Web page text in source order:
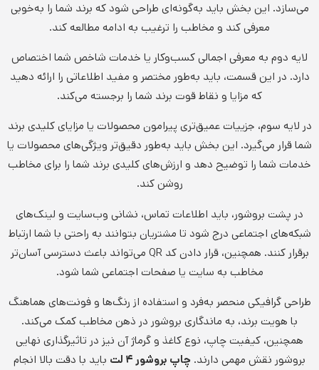
می‌سازد. این بخش باید به‌گونه‌ای طراحی شود که برند شما را به‌خوبی
معرفی کند و مخاطب را ترغیب به ادامه مطالعه کند.
لایه دوم به معرفی اجمالی کسب‌وکار یا خدمات شاخص شما اختصاص
دارد. در این قسمت، باید به‌طور مختصر و مفید اطلاعاتی را ارائه دهید
که مزایا و نقاط قوت برند شما را برجسته می‌کند.
در لایه سوم، جزییات عمیق‌تری پیرامون محصولات یا مزایای کلیدی برند
شما قرار می‌گیرد. این بخش باید به‌طور دقیق‌تر ویژگی‌های محصولات یا
خدمات شما را توضیح دهد و ارزش‌های کلیدی برند شما را برای مخاطب
روشن کند.
در پشت بروشور، باید اطلاعات تماس، نشانی وب‌سایت و لینک‌های
شبکه‌های اجتماعی درج شود تا مشتریان بتوانند به راحتی با شما ارتباط
برقرار کنند. همچنین، قرار دادن کد QR می‌تواند باعث دسترسی آسان‌تر
مخاطب به سایت یا صفحات اجتماعی شما شود.
طراحی گرافیکی منحصر به‌فرد و استفاده از رنگ‌ها و فونت‌های هماهنگ
با هویت برند، به ماندگاری بروشور در ذهن مخاطب کمک می‌کند.
همچنین، کیفیت چاپ، نوع کاغذ و گرماژ آن نیز در تاثیرگذاری نهایی
بروشور نقش مهمی دارند. چاپ بروشور ۴ لت
باید با دقت بالا انجام